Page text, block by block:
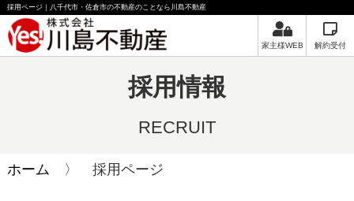
採用ページ｜八千代市・佐倉市の不動産のことなら川島不動産
家主様WEB 解約受付
採用情報
RECRUIT
ホーム 〉 採用ページ